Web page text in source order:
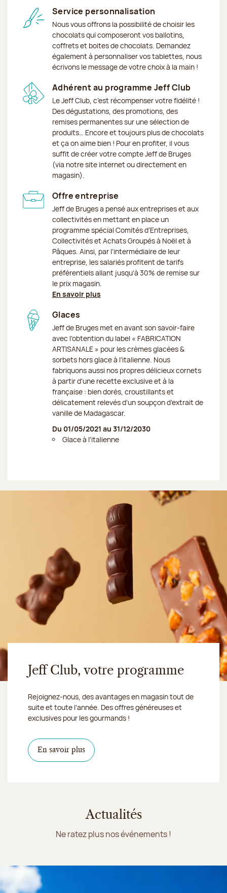
Service personnalisation
Nous vous offrons la possibilité de choisir les
chocolats qui composeront vos ballotins,
coffrets et boites de chocolats. Demandez
également à personnaliser vos tablettes, nous
écrivons le message de votre choix à la main !
Adhérent au programme Jeff Club
Le Jeff Club, c’est récompenser votre fidélité !
Des dégustations, des promotions, des
remises permanentes sur une sélection de
produits… Encore et toujours plus de chocolats
et ça on aime bien ! Pour en profiter, il vous
suffit de créer votre compte Jeff de Bruges
(via notre site internet ou directement en
magasin).
Offre entreprise
Jeff de Bruges a pensé aux entreprises et aux
collectivités en mettant en place un
programme spécial Comités d’Entreprises,
Collectivités et Achats Groupés à Noël et à
Pâques. Ainsi, par l’intermédiaire de leur
entreprise, les salariés profitent de tarifs
préférentiels allant jusqu’à 30% de remise sur
le prix magasin.
En savoir plus
Glaces
Jeff de Bruges met en avant son savoir-faire
avec l’obtention du label « FABRICATION
ARTISANALE » pour les crèmes glacées &
sorbets hors glace à l’italienne. Nous
fabriquons aussi nos propres délicieux cornets
à partir d'une recette exclusive et à la
française : bien dorés, croustillants et
délicatement relevés d’un soupçon d’extrait de
vanille de Madagascar.
Du 01/05/2021 au 31/12/2030
Glace à l'italienne
Jeff Club, votre programme
Rejoignez-nous, des avantages en magasin tout de
suite et toute l'année. Des offres généreuses et
exclusives pour les gourmands !
En savoir plus
Actualités
Ne ratez plus nos événements !